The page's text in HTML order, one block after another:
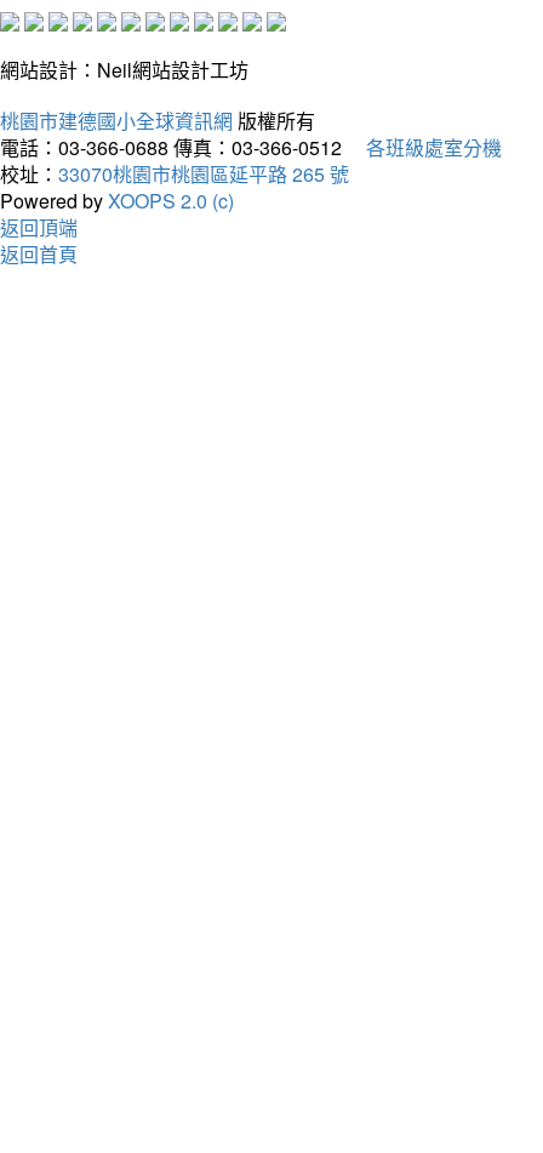
網站設計：Neil網站設計工坊
桃園市建德國小全球資訊網 版權所有
電話：03-366-0688 傳真：03-366-0512
各班級處室分機
校址： 33070桃園市桃園區延平路 265 號
Powered byXOOPS 2.0 (c)
返回頂端
返回首頁